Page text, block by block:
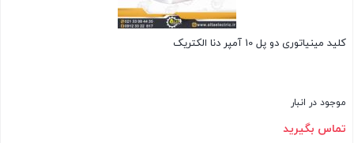
کلید مینیاتوری دو پل 10 آمپر دنا الکتریک
موجود در انبار
تماس بگیرید